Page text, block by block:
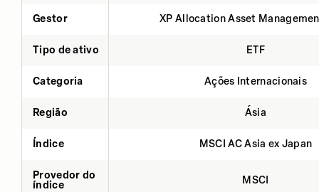
Gestor XP Allocation Asset
Tipo de ativo ETF
Categoria Ações Internacionais
Região Ásia
Índice MSCI AC Asia ex Japan
Provedor do
índice
MSCI